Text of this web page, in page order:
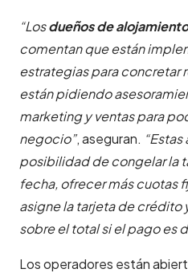
“Losdueños de
comentan que están
estrategias para concretar
están pidiendo
marketing y ventas para
negocio”, aseguran.
posibilidad de congelar la
fecha, ofrecer más cuotas
asigne la tarjeta de crédito
sobre el total si el pago es
Los operadores están